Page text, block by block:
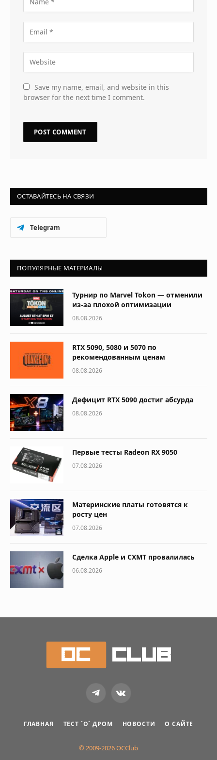
Save my name, email, and website in this
browser for the next time I comment.
ОСТАВАЙТЕСЬ НА СВЯЗИ
Telegram
ПОПУЛЯРНЫЕ МАТЕРИАЛЫ
Турнир по Marvel Tokon — отменили
из-за плохой оптимизации
08.08.2026
RTX 5090, 5080 и 5070 по
рекомендованным ценам
08.08.2026
Дефицит RTX 5090 достиг абсурда
08.08.2026
Первые тесты Radeon RX 9050
07.08.2026
Материнские платы готовятся к
росту цен
07.08.2026
Сделка Apple и CXMT провалилась
06.08.2026
TelegramVKontakte
ГЛАВНАЯ ТЕСТ `О` ДРОМ НОВОСТИ О САЙТЕ
© 2009-2026 OCClub